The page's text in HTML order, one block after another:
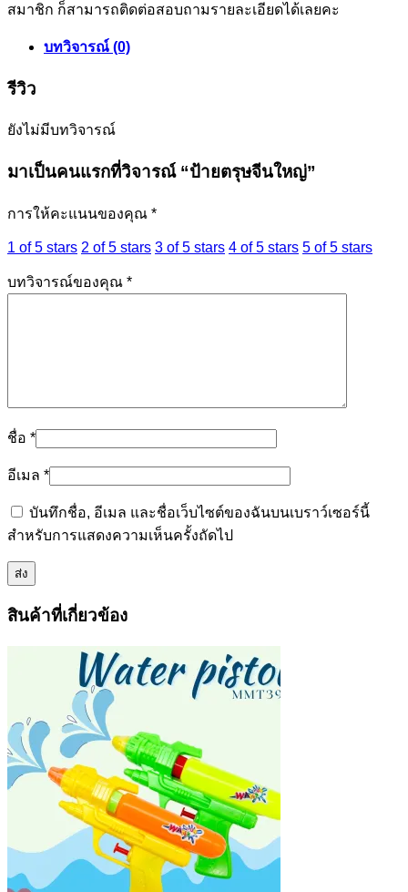
สมาชิก ก็สามารถติดต่อสอบถามรายละเอียดได้เลยคะ
บทวิจารณ์ (0)
รีวิว
ยังไม่มีบทวิจารณ์
มาเป็นคนแรกที่วิจารณ์ “ป้ายตรุษจีนใหญ่”
การให้คะแนนของคุณ *
1 of 5 stars 2 of 5 stars 3 of 5 stars 4 of 5 stars 5 of 5 stars
บทวิจารณ์ของคุณ *
ชื่อ *
อีเมล *
บันทึกชื่อ, อีเมล และชื่อเว็บไซต์ของฉันบนเบราว์เซอร์นี้
สำหรับการแสดงความเห็นครั้งถัดไป
สินค้าที่เกี่ยวข้อง